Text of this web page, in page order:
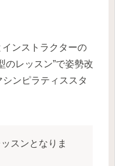
ンストラクターの
のレッスン”で姿勢改
ンピラティススタ
スンとなりま